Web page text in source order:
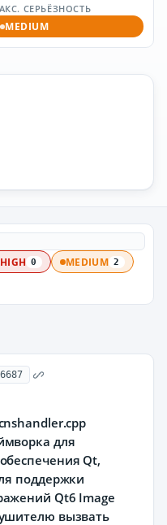
СЕРЬЁЗНОСТЬ
MEDIUM
HIGH 0 MEDIUM 2
для
Qt,
поддержки
Qt6 Image
вызвать